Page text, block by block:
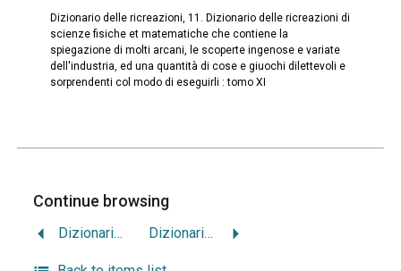
Dizionario delle ricreazioni, 11. Dizionario delle ricreazioni di
scienze fisiche et matematiche che contiene la
spiegazione di molti arcani, le scoperte ingenose e variate
dell'industria, ed una quantità di cose e giuochi dilettevoli e
sorprendenti col modo di eseguirli : tomo XI
Continue browsing
Dizionario delle ricreazioni, 10. Dizionario delle ricreazioni di scienze fisiche et matematiche che contiene la spiegazione di molti arcani, le scoperte ingenose e variate dell’industria, ed una quantità di cose e giuochi dilettevoli e sorprendenti col modo di eseguirli : tomo X Dizionario delle ricreazioni, 12. Dizionario delle ricreazioni di scienze fisiche et matematiche che contiene la spiegazione di molti arcani, le scoperte ingenose e variate dell’industria, ed una quantità di cose e giuochi dilettevoli e sorprendenti col modo di eseguirli : tomo XII